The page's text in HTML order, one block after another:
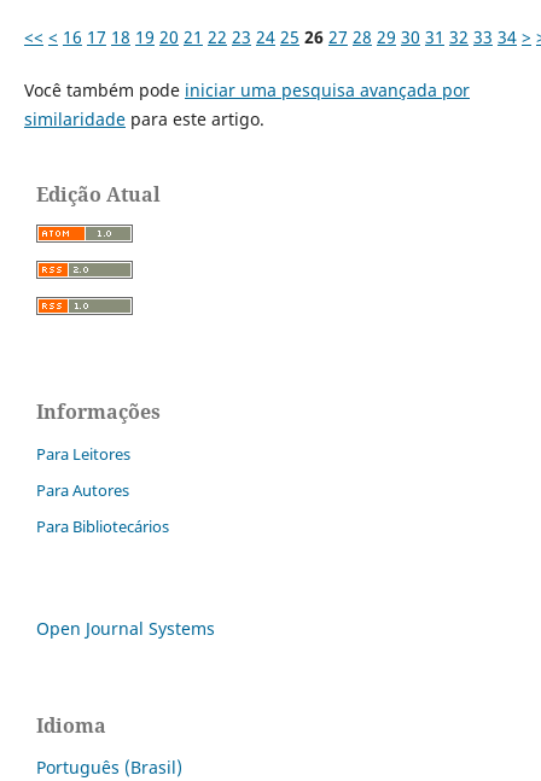
<< < 16 17 18 19 20 21 22 23 24 25 26 27 28 29 30 31 32 33 34 >
Você também pode iniciar uma pesquisa avançada por
similaridadepara este artigo.
Edição Atual
Informações
Para Leitores
Para Autores
Para Bibliotecários
Open Journal Systems
Idioma
Português (Brasil)